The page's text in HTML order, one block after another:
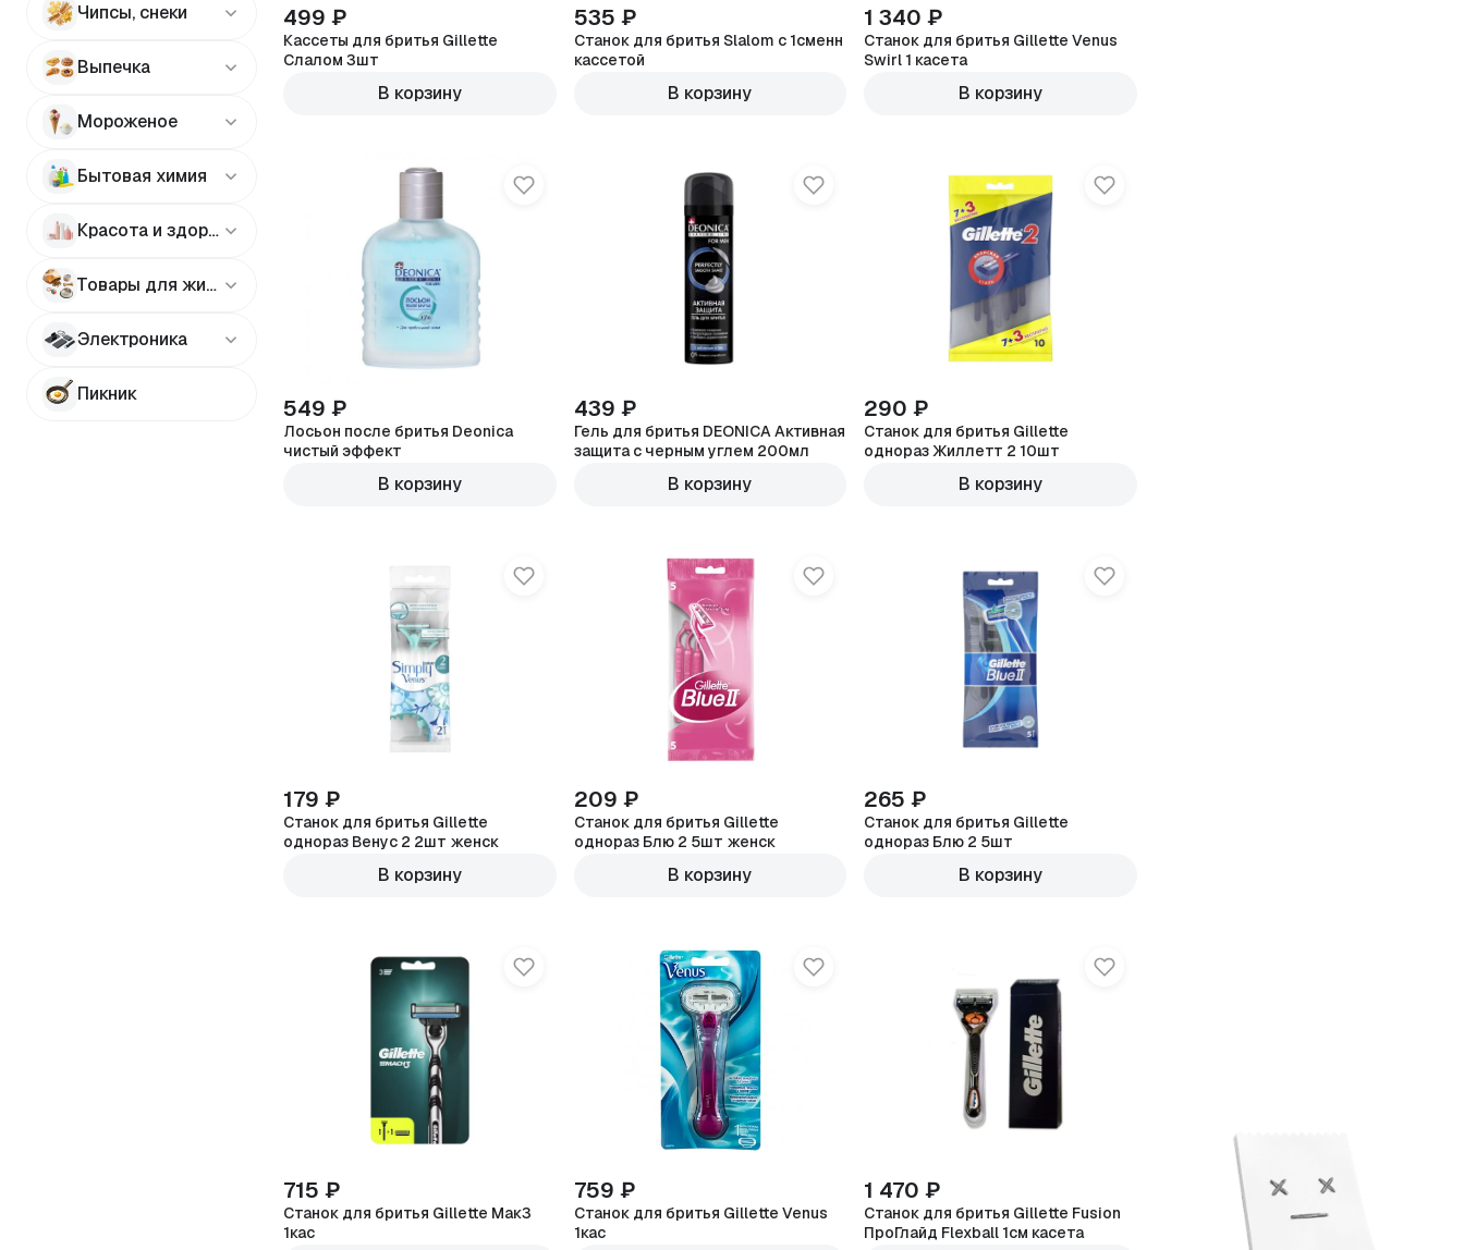
Чипсы, снеки
Выпечка
Мороженое
Бытовая химия
Красота и здоровье
Товары для животных
Электроника
Пикник
499 ₽
Кассеты для бритья Gillette
Слалом 3шт
В корзину
535 ₽
Станок для бритья Slalom с 1сменн
кассетой
В корзину
1 340 ₽
Станок для бритья Gillette Venus
Swirl 1 касета
В корзину
549 ₽
Лосьон после бритья Deonica
чистый эффект
В корзину
439 ₽
Гель для бритья DEONICA Активная
защита с черным углем 200мл
В корзину
290 ₽
Станок для бритья Gillette
однораз Жиллетт 2 10шт
В корзину
179 ₽
Станок для бритья Gillette
однораз Венус 2 2шт женск
В корзину
209 ₽
Станок для бритья Gillette
однораз Блю 2 5шт женск
В корзину
265 ₽
Станок для бритья Gillette
однораз Блю 2 5шт
В корзину
715 ₽
Станок для бритья Gillette Мак3
1кас
759 ₽
Станок для бритья Gillette Venus
1кас
1 470 ₽
Станок для бритья Gillette Fusion
ПроГлайд Flexball 1см касета